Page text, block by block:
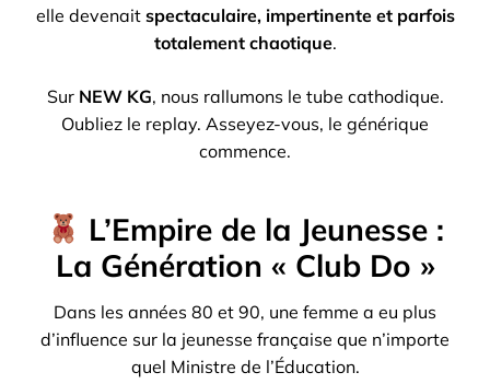
elle devenait spectaculaire, impertinente et parfois
totalement chaotique.
Sur NEW KG, nous rallumons le tube cathodique.
Oubliez le replay. Asseyez-vous, le générique
commence.
L’Empire de la Jeunesse :
La Génération « Club Do »
Dans les années 80 et 90, une femme a eu plus
d’influence sur la jeunesse française que n’importe
quel Ministre de l’Éducation.